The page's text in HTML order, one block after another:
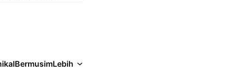
BermusimLebih